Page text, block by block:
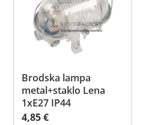
Brodska lampa
metal+staklo Lena
1xE27 IP44
4,85€